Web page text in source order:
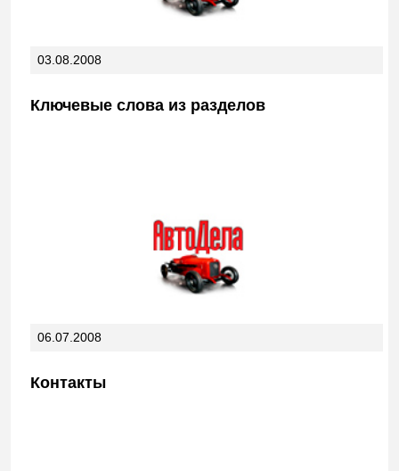
03.08.2008
Ключевые слова из разделов
06.07.2008
Контакты